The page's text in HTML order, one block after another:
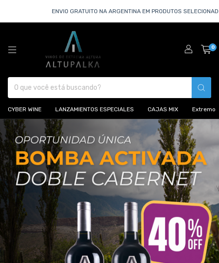
ENVIO GRATUITO NA ARGENTINA EM PRODUTOS SELECIONADOS OU
0
CYBER WINE LANZAMIENTOS ESPECIALES CAJAS MIX Extremo